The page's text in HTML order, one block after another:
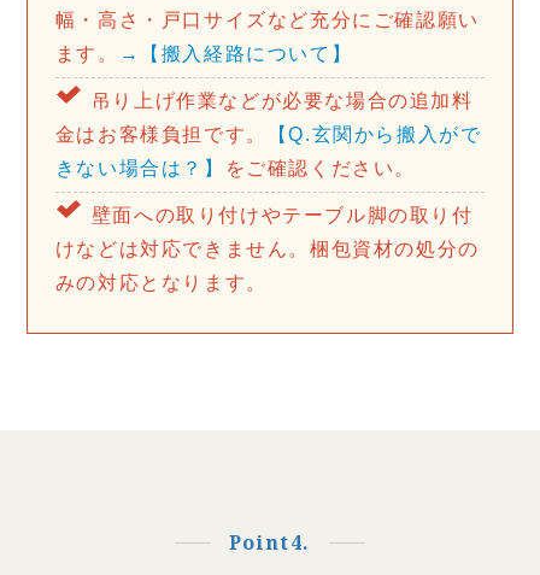
幅・高さ・戸口サイズなど充分にご確認願い
ます。
→【搬入経路について】
吊り上げ作業などが必要な場合の追加料
金はお客様負担です。
【Q.玄関から搬入がで
きない場合は？】
をご確認ください。
壁面への取り付けやテーブル脚の取り付
けなどは対応できません。梱包資材の処分の
みの対応となります。
Point4.